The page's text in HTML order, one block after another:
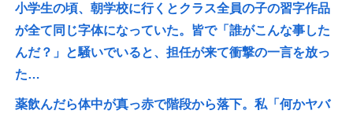
小学生の頃、朝学校に行くとクラス全員の子の習字作品
が全て同じ字体になっていた。皆で「誰がこんな事した
んだ？」と騒いでいると、担任が来て衝撃の一言を放っ
た…
薬飲んだら体中が真っ赤で階段から落下。私「何かヤバ